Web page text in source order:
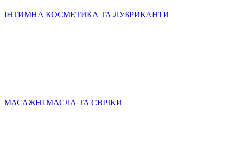
ІНТИМНА КОСМЕТИКА ТА ЛУБРИКАНТИ
МАСАЖНІ МАСЛА ТА СВІЧКИ